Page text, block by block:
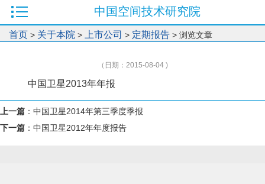
中国空间技术研究院
首页 > 关于本院 > 上市公司 > 定期报告 > 浏览文章
（日期：2015-08-04 )
中国卫星2013年年报
上一篇 ： 中国卫星2014年第三季度季报
下一篇 ： 中国卫星2012年年度报告